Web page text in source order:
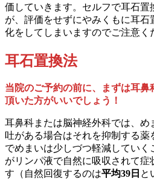
価していきます。セルフで耳石置
が、評価をせずにやみくもに耳
化をしてしまいますのでご注意く
耳石置換法
当院のご予約の前に、まずは耳
頂いた方がいいでしょう！
耳鼻科または脳神経外科では、
吐がある場合はそれを抑制する薬
でめまいは少しづつ軽減してい
がリンパ液で自然に吸収されて
す（自然回復するのは平均39日 と